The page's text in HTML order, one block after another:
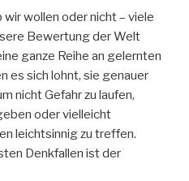
wir wollen oder nicht – viele
Bewertung der Welt
ganze Reihe an gelernten
es sich lohnt, sie genauer
nicht Gefahr zu laufen,
oder vielleicht
leichtsinnig zu treffen.
Denkfallen ist der